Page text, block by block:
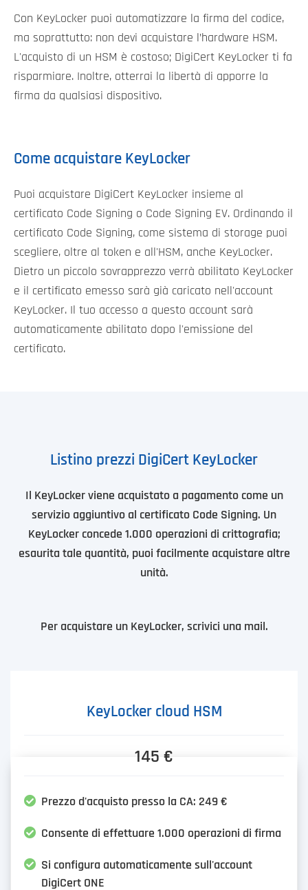
Con KeyLocker puoi automatizzare la firma del codice,
ma soprattutto: non devi acquistare l’hardware HSM.
L'acquisto di un HSM è costoso; DigiCert KeyLocker ti fa
risparmiare. Inoltre, otterrai la libertà di apporre la
firma da qualsiasi dispositivo.
Come acquistare KeyLocker
Puoi acquistare DigiCert KeyLocker insieme al
certificato Code Signing o Code Signing EV. Ordinando il
certificato Code Signing, come sistema di storage puoi
scegliere, oltre al token e all'HSM, anche KeyLocker.
Dietro un piccolo sovrapprezzo verrà abilitato KeyLocker
e il certificato emesso sarà già caricato nell'account
KeyLocker. Il tuo accesso a questo account sarà
automaticamente abilitato dopo l'emissione del
certificato.
Listino prezzi DigiCert KeyLocker
Il KeyLocker viene acquistato a pagamento come un
servizio aggiuntivo al certificato Code Signing. Un
KeyLocker concede 1.000 operazioni di crittografia;
esaurita tale quantità, puoi facilmente acquistare altre
unità.
Per acquistare un KeyLocker, scrivici una mail.
KeyLocker cloud HSM
145 €
Prezzo d'acquisto presso la CA: 249 €
Consente di effettuare 1.000 operazioni di firma
Si configura automaticamente sull'account
DigiCert ONE